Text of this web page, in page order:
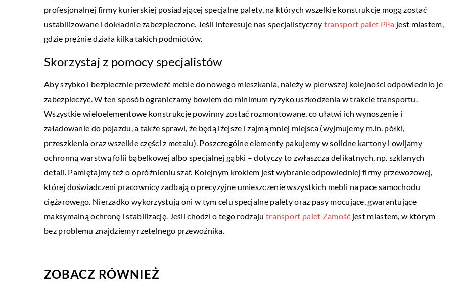
profesjonalnej firmy kurierskiej posiadającej specjalne palety, na których wszelkie konstrukcje mogą zostać
ustabilizowane i dokładnie zabezpieczone. Jeśli interesuje nas specjalistyczny transport palet Piła jest miastem,
gdzie prężnie działa kilka takich podmiotów.
Skorzystaj z pomocy specjalistów
Aby szybko i bezpiecznie przewieźć meble do nowego mieszkania, należy w pierwszej kolejności odpowiednio je
zabezpieczyć. W ten sposób ograniczamy bowiem do minimum ryzyko uszkodzenia w trakcie transportu.
Wszystkie wieloelementowe konstrukcje powinny zostać rozmontowane, co ułatwi ich wynoszenie i
załadowanie do pojazdu, a także sprawi, że będą lżejsze i zajmą mniej miejsca (wyjmujemy m.in. półki,
przeszklenia oraz wszelkie części z metalu). Poszczególne elementy pakujemy w solidne kartony i owijamy
ochronną warstwą folii bąbelkowej albo specjalnej gąbki – dotyczy to zwłaszcza delikatnych, np. szklanych
detali. Pamiętajmy też o opróżnieniu szaf. Kolejnym krokiem jest wybranie odpowiedniej firmy przewozowej,
której doświadczeni pracownicy zadbają o precyzyjne umieszczenie wszystkich mebli na pace samochodu
ciężarowego. Nierzadko wykorzystują oni w tym celu specjalne palety oraz pasy mocujące, gwarantujące
maksymalną ochronę i stabilizację. Jeśli chodzi o tego rodzaju transport palet Zamość jest miastem, w którym
bez problemu znajdziemy rzetelnego przewoźnika.
ZOBACZ RÓWNIEŻ
ZDROWIE I MEDYCYNA
Jak zapewnić dziecku komfortowy sen?
Sen jest ważnym elementem prawidłowego
rozwoju. Nie tylko zapewnia odpoczynek po
dniu pełnym wrażeń, ale też usprawnia
zapamiętywanie, umożliwia skutecznie […]
Dlaczego warto postawić na zakup ręcznie
robionej biżuterii?
Każda kobieta pragnie czuć się wyjątkowa.
Oryginalny strój, fryzura, makijaż i perfumy –
to wszystko osobista wizytówka każdej damy.
Do […]